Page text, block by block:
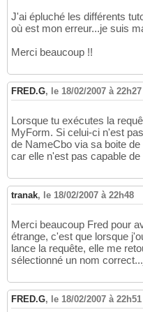
J'ai épluché les différents
où est mon erreur...je suis
Merci beaucoup !!
FRED.G, le 18/02/2007 à 22h27
Lorsque tu exécutes la
MyForm. Si celui-ci n'est
de NameCbo via sa boite
car elle n'est pas capable
tranak, le 18/02/2007 à 22h48
Merci beaucoup Fred pour
étrange, c'est que lorsque
lance la requête, elle me
sélectionné un nom
FRED.G, le 18/02/2007 à 22h51